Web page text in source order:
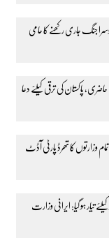
جنگ جاری رکھنے کا حامی
پاکستان کی ترقی کیلئے دعا
وزارتوں کا تھرڈ پارٹی آڈٹ
تیار ہو گیا: ایرانی وزارت